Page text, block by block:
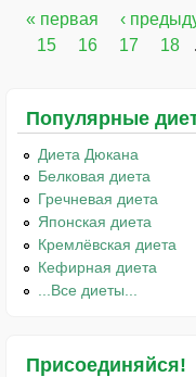
Страницы
« первая ‹
15
16 17 18
Популярные
Диета Дюкана
Белковая диета
Гречневая диета
Японская диета
Кремлёвская диета
Кефирная диета
...Все диеты...
Присоединяйся!